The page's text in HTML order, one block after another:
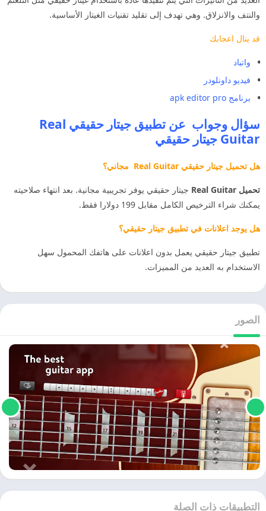
والنتف والانزلاق. وهي تهدف إلى تقليد تقنيات الغيتار الأساسية.
قد ينال اعجابك
واتباد
فيديو داونلودر
برنامج apk editor pro
سؤال وجواب عن تطبيق جيتار حقيقي Real
Guitar جيتار حقيقي
هل تحميل جيتار حقيقي Real Guitar مجاني؟
تحميل Real Guitar
جيتار حقيقي يوفر تجريبية مجانية. بعد انتهاء صلاحيته
يمكنك شراء الترخيص الكامل مقابل 199 دولارا فقط.
هل يوجد اعلانات في تطبيق جيتار حقيقي؟
تطبيق جيتار حقيقي يعمل بدون اعلانات على هاتفك المحمول سهل
الاستخدام به العديد من المميزات.
الصور
التطبيقات ذات الصلة